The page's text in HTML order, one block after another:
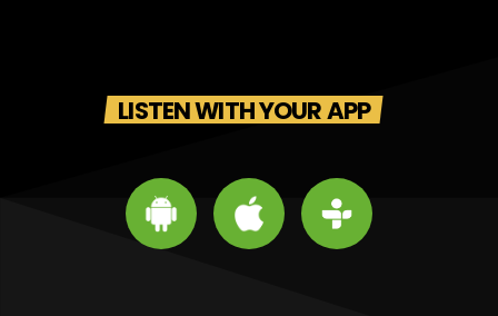
LISTEN WITH YOUR APP